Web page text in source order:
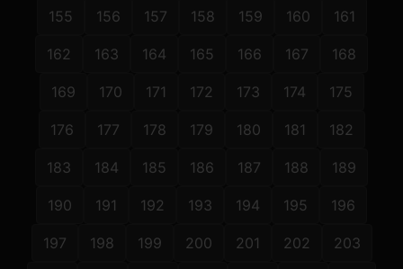
155 156 157 158 159 160 161
162 163 164 165 166 167 168
169 170 171 172 173 174 175
176 177 178 179 180 181 182
183 184 185 186 187 188 189
190 191 192 193 194 195 196
197 198 199 200 201 202 203